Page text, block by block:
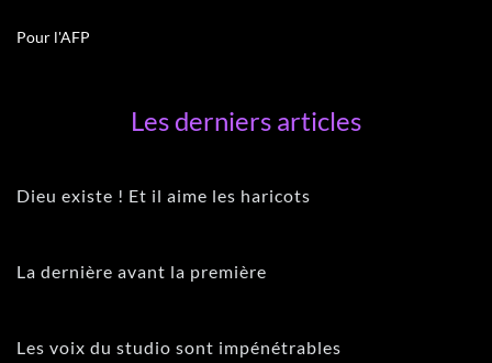
Pour l'AFP
Les derniers articles
Dieu existe ! Et il aime les haricots
La dernière avant la première
Les voix du studio sont impénétrables